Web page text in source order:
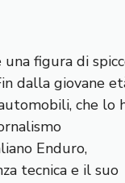
figura di
dalla giovane
che lo
Enduro,
tecnica e il suo